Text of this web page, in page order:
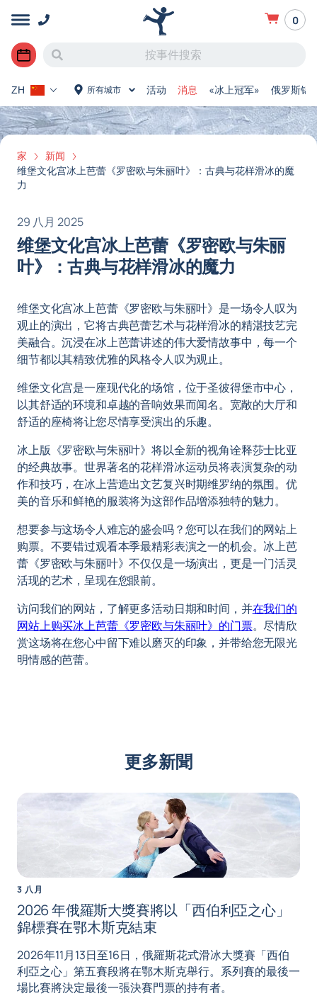
0
所有城市 活动 消息 «冰上冠军» 俄罗斯锦
ZH
家
新闻
维堡文化宫冰上芭蕾《罗密欧与朱丽叶》：古典与花样滑冰的魔
力
29 八月 2025
维堡文化宫冰上芭蕾《罗密欧与朱丽
叶》：古典与花样滑冰的魔力
维堡文化宫冰上芭蕾《罗密欧与朱丽叶》是一场令人叹为
观止的演出，它将古典芭蕾艺术与花样滑冰的精湛技艺完
美融合。沉浸在冰上芭蕾讲述的伟大爱情故事中，每一个
细节都以其精致优雅的风格令人叹为观止。
维堡文化宫是一座现代化的场馆，位于圣彼得堡市中心，
以其舒适的环境和卓越的音响效果而闻名。宽敞的大厅和
舒适的座椅将让您尽情享受演出的乐趣。
冰上版《罗密欧与朱丽叶》将以全新的视角诠释莎士比亚
的经典故事。世界著名的花样滑冰运动员将表演复杂的动
作和技巧，在冰上营造出文艺复兴时期维罗纳的氛围。优
美的音乐和鲜艳的服装将为这部作品增添独特的魅力。
想要参与这场令人难忘的盛会吗？您可以在我们的网站上
购票。不要错过观看本季最精彩表演之一的机会。冰上芭
蕾《罗密欧与朱丽叶》不仅仅是一场演出，更是一门活灵
活现的艺术，呈现在您眼前。
访问我们的网站，了解更多活动日期和时间，并在我们的
网站上购买冰上芭蕾《罗密欧与朱丽叶》的门票。尽情欣
赏这场将在您心中留下难以磨灭的印象，并带给您无限光
明情感的芭蕾。
更多新聞
3 八月
2026 年俄羅斯大獎賽將以「西伯利亞之心」
錦標賽在鄂木斯克結束
2026年11月13日至16日，俄羅斯花式滑冰大獎賽「西伯
利亞之心」第五賽段將在鄂木斯克舉行。系列賽的最後一
場比賽將決定最後一張決賽門票的持有者。